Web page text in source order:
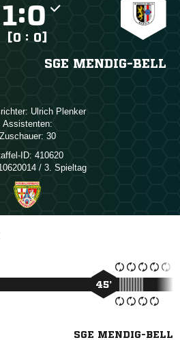
:
[0 : 0]
SGE MENDIG-BELL
 
Assistenten:
Zuschauer: 30
ID: 410620
/ 3. Spieltag
45’
SGE MENDIG-BELL